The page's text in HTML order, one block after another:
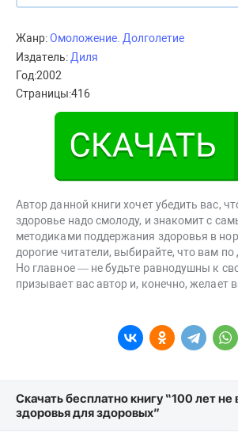
Жанр:Омоложение. Долголетие
Издатель:Диля
Год:2002
Страницы:416
Автор данной книги хочет убедить вас,
здоровье надо смолоду, и знакомит с
методиками поддержания здоровья в
дорогие читатели, выбирайте, что вам
Но главное — не будьте равнодушны к
призывает вас автор и, конечно, желает
Скачать бесплатно книгу “100 лет не
здоровья для здоровых”